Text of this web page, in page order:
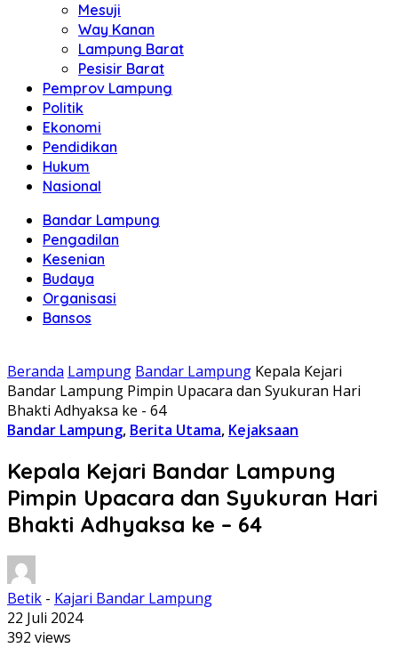
Mesuji
Way Kanan
Lampung Barat
Pesisir Barat
Pemprov Lampung
Politik
Ekonomi
Pendidikan
Hukum
Nasional
Bandar Lampung
Pengadilan
Kesenian
Budaya
Organisasi
Bansos
Beranda Lampung Bandar Lampung Kepala Kejari
Bandar Lampung Pimpin Upacara dan Syukuran Hari
Bhakti Adhyaksa ke - 64
Bandar Lampung, Berita Utama, Kejaksaan
Kepala Kejari Bandar Lampung
Pimpin Upacara dan Syukuran Hari
Bhakti Adhyaksa ke – 64
Betik - Kajari Bandar Lampung
22 Juli 2024
392 views